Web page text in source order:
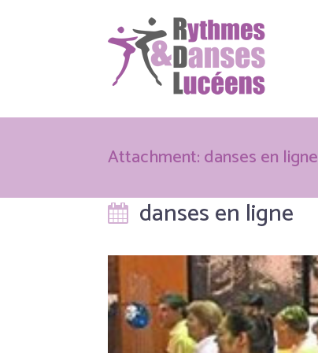
Attachment: danses en ligne
danses en ligne